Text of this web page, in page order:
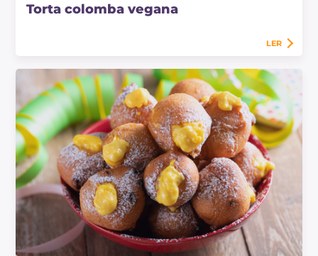
Torta colomba vegana
LER